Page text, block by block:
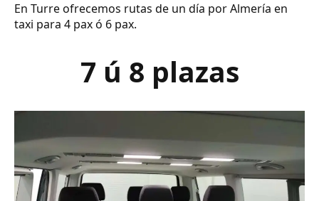
En Turre ofrecemos rutas de un día por Almería en
taxi para 4 pax ó 6 pax.
7 ú 8 plazas